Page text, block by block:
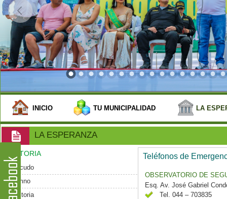
INICIO TU MUNICIPALIDAD LA
LA ESPERANZA
HISTORIA
Escudo
Himno
Historia
Teléfonos de
OBSERVATORIO DE
Esq. Av. José Gabriel
Tel. 044 – 703835